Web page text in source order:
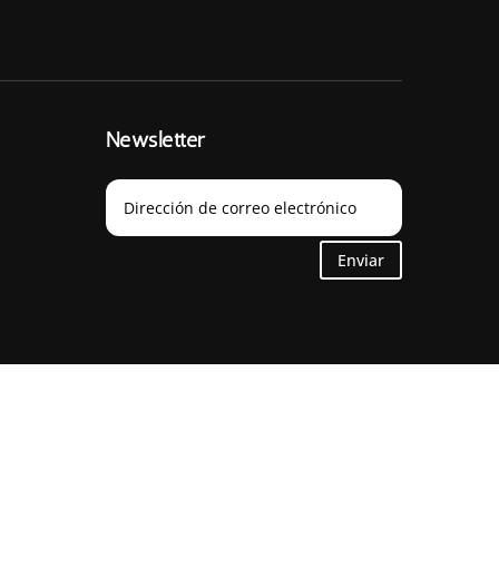
Newsletter
Enviar